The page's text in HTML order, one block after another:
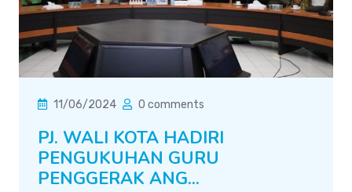
11/06/2024 0 comments
PJ. WALI KOTA HADIRI
PENGUKUHAN GURU
PENGGERAK ANG...